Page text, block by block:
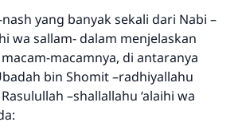
yang banyak sekali dari Nabi –
wa sallam- dalam menjelaskan
macamnya, di antaranya
bin Shomit –radhiyallahu
–shallallahu ‘alaihi wa